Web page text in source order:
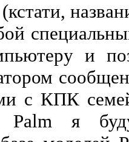
и
с КПК
я буду